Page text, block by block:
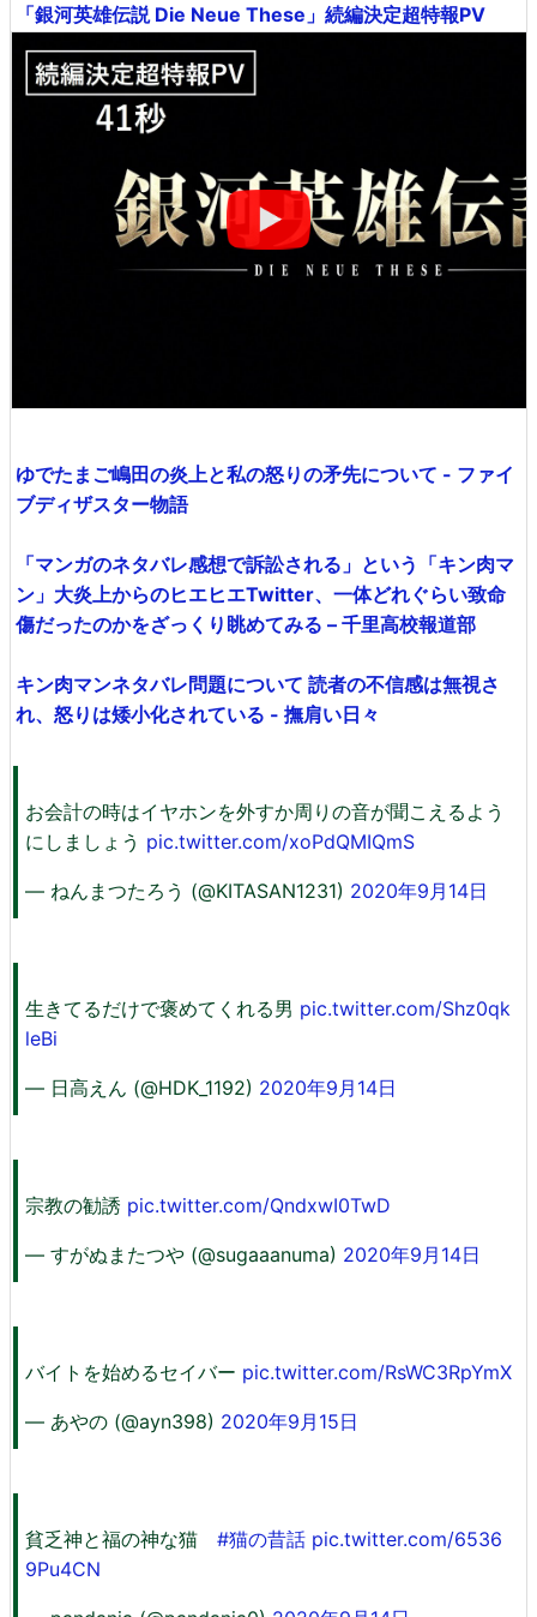
「銀河英雄伝説 Die Neue These」続編決定超特報PV
ゆでたまご嶋田の炎上と私の怒りの矛先について - ファイ
ブディザスター物語
「マンガのネタバレ感想で訴訟される」という「キン肉マ
ン」大炎上からのヒエヒエTwitter、一体どれぐらい致命
傷だったのかをざっくり眺めてみる – 千里高校報道部
キン肉マンネタバレ問題について 読者の不信感は無視さ
れ、怒りは矮小化されている - 撫肩い日々
お会計の時はイヤホンを外すか周りの音が聞こえるよう
にしましょう pic.twitter.com/xoPdQMIQmS
— ねんまつたろう (@KITASAN1231) 2020年9月14日
生きてるだけで褒めてくれる男 pic.twitter.com/Shz0qk
leBi
— 日高えん (@HDK_1192) 2020年9月14日
宗教の勧誘 pic.twitter.com/QndxwI0TwD
— すがぬまたつや (@sugaaanuma) 2020年9月14日
バイトを始めるセイバー pic.twitter.com/RsWC3RpYmX
— あやの (@ayn398) 2020年9月15日
貧乏神と福の神な猫 #猫の昔話 pic.twitter.com/6536
9Pu4CN